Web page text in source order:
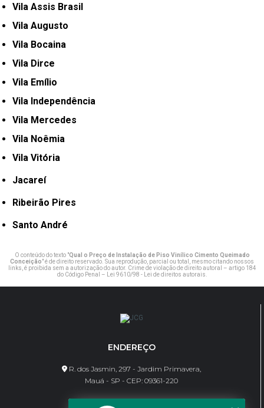
Vila Assis Brasil
Vila Augusto
Vila Bocaina
Vila Dirce
Vila Emílio
Vila Independência
Vila Mercedes
Vila Noêmia
Vila Vitória
Jacareí
Ribeirão Pires
Santo André
O conteúdo do texto "Qual o Preço de Instalação de Piso Vinílico Cimento Queimado
Conceição" é de direito reservado. Sua reprodução, parcial ou total, mesmo citando nossos
links, é proibida sem a autorização do autor. Crime de violação de direito autoral – artigo 184
do Código Penal –
Lei 9610/98 - Lei de direitos autorais
ENDEREÇO
R. dos Jasmin, 297 - Jardim Primavera,
Mauá - SP - CEP: 09361-220